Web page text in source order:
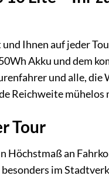
Ihnen auf jeder
Akku und dem
und alle,
Reichweite
Tour
Höchstmaß an
im